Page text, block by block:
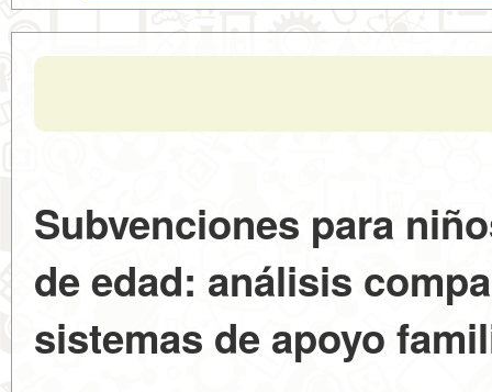
Subvenciones para
de edad: análisis
sistemas de apoyo